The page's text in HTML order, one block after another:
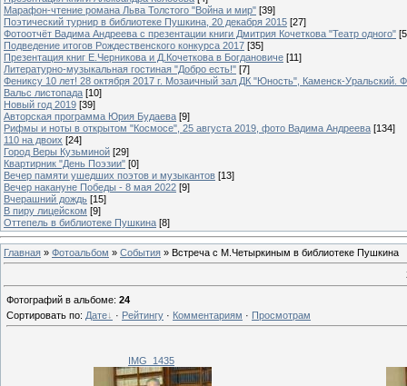
Марафон-чтение романа Льва Толстого "Война и мир" [39]
Поэтический турнир в библиотеке Пушкина, 20 декабря 2015 [27]
Фотоотчёт Вадима Андреева с презентации книги Дмитрия Кочеткова "Театр одного"
Подведение итогов Рождественского конкурса 2017 [35]
Презентация книг Е.Черникова и Д.Кочеткова в Богдановиче [11]
Литературно-музыкальная гостиная "Добро есть!" [7]
Фениксу 10 лет! 28 октября 2017 г. Мозаичный зал ДК "Юность", Каменск-Уральский.
Вальс листопада [10]
Новый год 2019 [39]
Авторская программа Юрия Будаева [9]
Рифмы и ноты в открытом "Космосе", 25 августа 2019, фото Вадима Андреева [134]
110 на двоих [24]
Город Веры Кузьминой [29]
Квартирник "День Поэзии" [0]
Вечер памяти ушедших поэтов и музыкантов [13]
Вечер накануне Победы - 8 мая 2022 [9]
Вчерашний дождь [15]
В пиру лицейском [9]
Оттепель в библиотеке Пушкина [8]
Главная » Фотоальбом » События » Встреча с М.Четыркиным в библиотеке Пушкина
Фотографий в альбоме: 24
Сортировать по: Дате · Рейтингу · Комментариям · Просмотрам
IMG_1435